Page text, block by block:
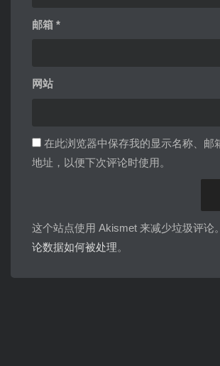
邮箱 *
网站
在此浏览器中保存我的显示名称、邮
地址，以便下次评论时使用。
这个站点使用 Akismet 来减少垃圾评论。
论数据如何被处理。